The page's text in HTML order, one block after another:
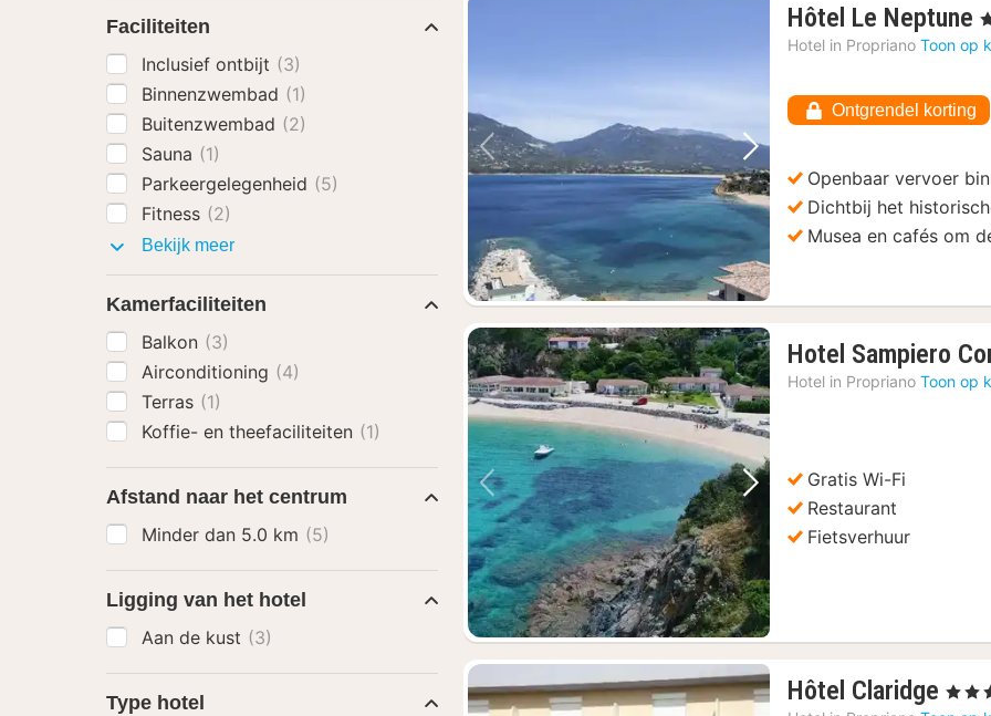
Vorige foto Volgende foto
Hôtel Le Neptune
€
,
Hotel in Propriano Toon op
Ontgrendel korting
Openbaar vervoer
Dichtbij het
Musea en cafés om
Vorige foto Volgende foto
Hotel Sampiero
Hotel in Propriano Toon op
Gratis Wi-Fi
Restaurant
Fietsverhuur
Hôtel Claridge 1
, 3
Faciliteiten
Inclusief ontbijt (3)
Binnenzwembad (1)
Buitenzwembad (2)
Sauna (1)
Parkeergelegenheid (5)
Fitness (2)
Bekijk meerFaciliteiten
Kamerfaciliteiten
Balkon (3)
Airconditioning (4)
Terras (1)
Koffie- en theefaciliteiten (1)
Afstand naar het centrum
Minder dan 5.0 km (5)
Ligging van het hotel
Aan de kust (3)
Type hotel